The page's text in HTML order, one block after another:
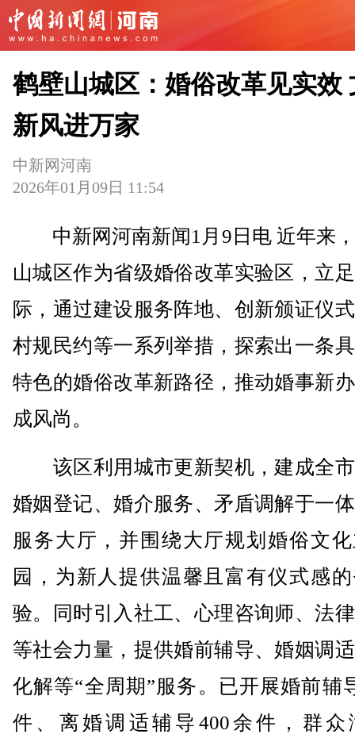
鹤壁山城区：婚俗改革见实效
新风进万家
中新网河南
2026年01月09日 11:54
中新网河南新闻1月9日电 近年来
山城区作为省级婚俗改革实验区，立
际，通过建设服务阵地、创新颁证仪
村规民约等一系列举措，探索出一条
特色的婚俗改革新路径，推动婚事新
成风尚。
该区利用城市更新契机，建成全
婚姻登记、婚介服务、矛盾调解于一
服务大厅，并围绕大厅规划婚俗文
园，为新人提供温馨且富有仪式感
验。同时引入社工、心理咨询师、法
等社会力量，提供婚前辅导、婚姻调
化解等“全周期”服务。已开展婚前辅
件、离婚调适辅导400余件，群众